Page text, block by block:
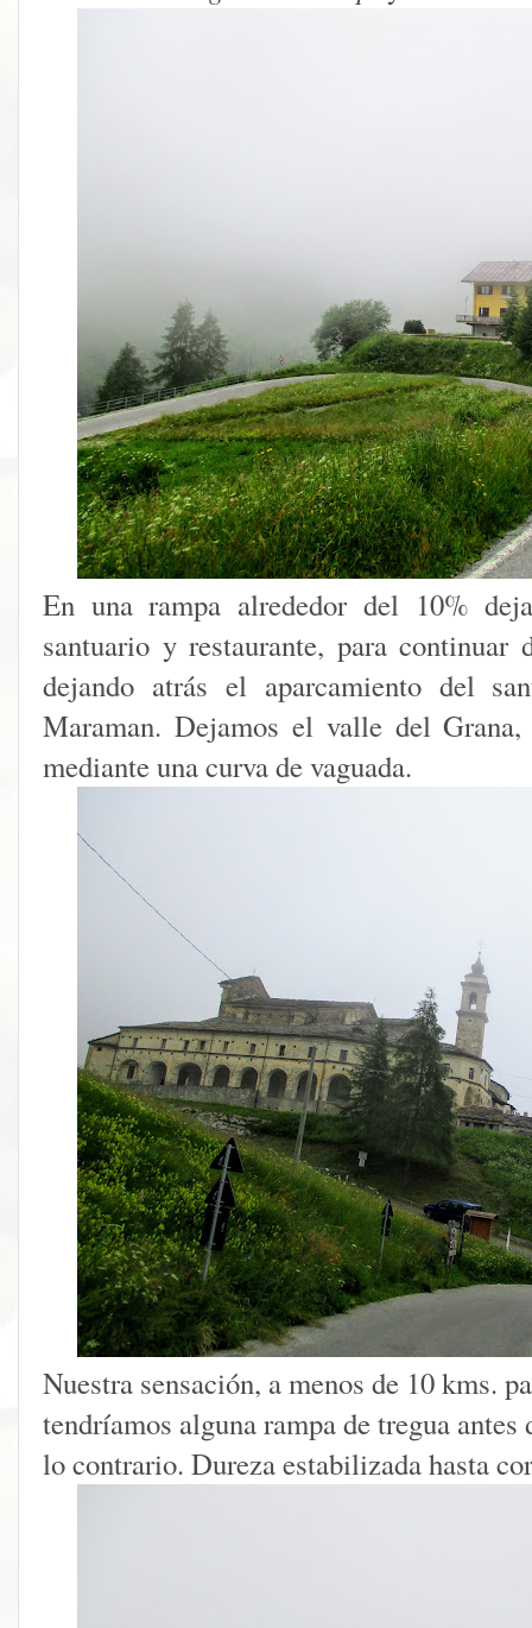
En una rampa alrededor del 10%
santuario y restaurante, para continuar
dejando atrás el aparcamiento del
Maraman. Dejamos el valle del
mediante una curva de vaguada.
Nuestra sensación, a menos de 10 kms.
tendríamos alguna rampa de tregua
lo contrario. Dureza estabilizada hasta